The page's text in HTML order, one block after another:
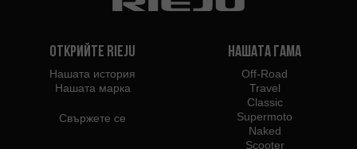
Открийте Rieju
Нашата история
Нашата марка
Свържете се
Нашата гама
Off-Road
Travel
Classic
Supermoto
Naked
Scooter